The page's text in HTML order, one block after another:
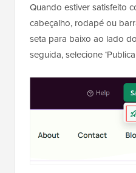
Quando estiver satisfeito
cabeçalho, rodapé ou
seta para baixo ao lado do
seguida, selecione